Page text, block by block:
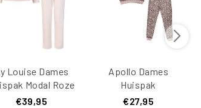
Louise Dames
Modal Roze
€39,95
Apollo Dames
Huispak
Loungewear
€27,95